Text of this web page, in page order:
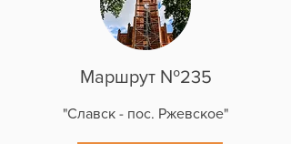
Маршрут №235
"Славск - пос. Ржевское"